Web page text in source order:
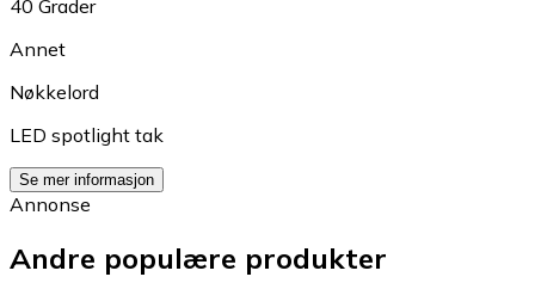
40 Grader
Annet
Nøkkelord
LED spotlight tak
Se mer informasjon
Annonse
Andre populære produkter